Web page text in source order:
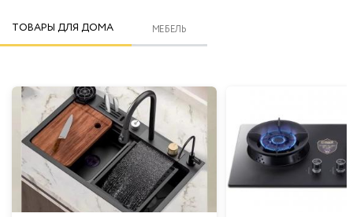
ТОВАРЫ ДЛЯ ДОМА МЕБЕЛЬ